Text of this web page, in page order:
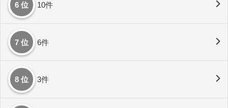
6 位 10件
7 位 6件
8 位 3件